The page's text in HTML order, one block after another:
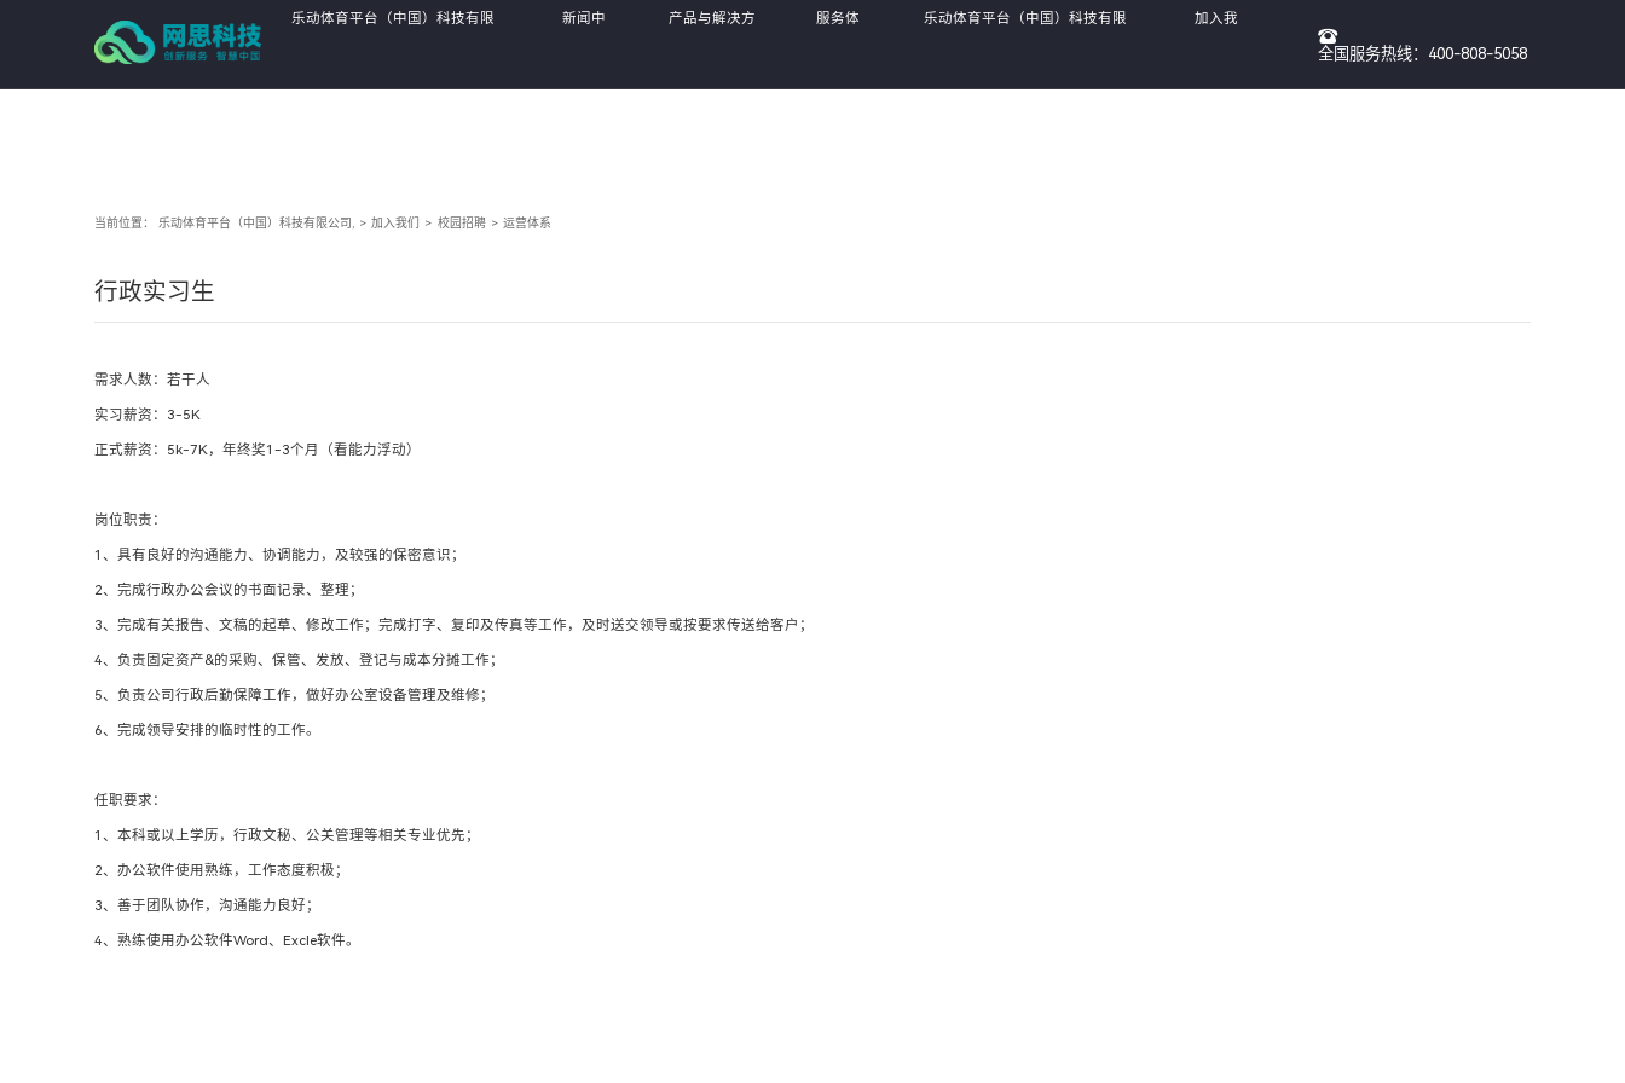
乐动体育平台（中国）科技有限 新闻中 产品与解决方 服务体 乐动体育平台（中国）科技有限 加入我
全国服务热线：400-808-5058
当前位置： 乐动体育平台（中国）科技有限公司, > 加入我们 > 校园招聘 > 运营体系
行政实习生
需求人数：若干人
实习薪资：3-5K
正式薪资：5k-7K，年终奖1-3个月（看能力浮动）
岗位职责：
1、具有良好的沟通能力、协调能力，及较强的保密意识；
2、完成行政办公会议的书面记录、整理；
3、完成有关报告、文稿的起草、修改工作；完成打字、复印及传真等工作，及时送交领导或按要求传送给客户；
4、负责固定资产&的采购、保管、发放、登记与成本分摊工作；
5、负责公司行政后勤保障工作，做好办公室设备管理及维修；
6、完成领导安排的临时性的工作。
任职要求：
1、本科或以上学历，行政文秘、公关管理等相关专业优先；
2、办公软件使用熟练，工作态度积极；
3、善于团队协作，沟通能力良好；
4、熟练使用办公软件Word、Excle软件。